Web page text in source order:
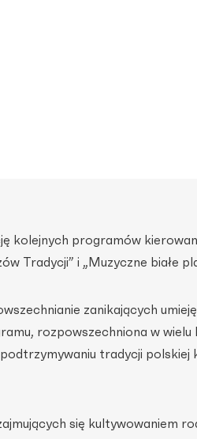
kolejnych programów
Tradycji” i „Muzyczne białe
zanikających
rozpowszechniona w wielu
tradycji polskiej
się kultywowaniem